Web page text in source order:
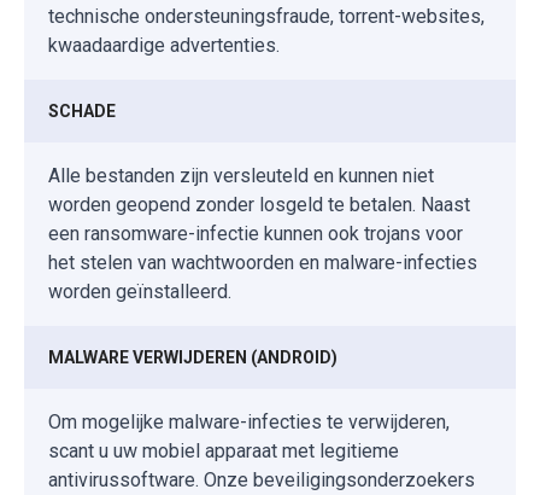
technische ondersteuningsfraude, torrent-websites,
kwaadaardige advertenties.
SCHADE
Alle bestanden zijn versleuteld en kunnen niet
worden geopend zonder losgeld te betalen. Naast
een ransomware-infectie kunnen ook trojans voor
het stelen van wachtwoorden en malware-infecties
worden geïnstalleerd.
MALWARE VERWIJDEREN (ANDROID)
Om mogelijke malware-infecties te verwijderen,
scant u uw mobiel apparaat met legitieme
antivirussoftware. Onze beveiligingsonderzoekers